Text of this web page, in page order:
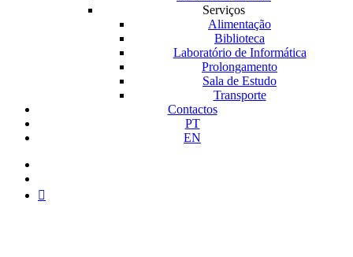
Serviços
Alimentação
Biblioteca
Laboratório de Informática
Prolongamento
Sala de Estudo
Transporte
Contactos
PT
EN
medium